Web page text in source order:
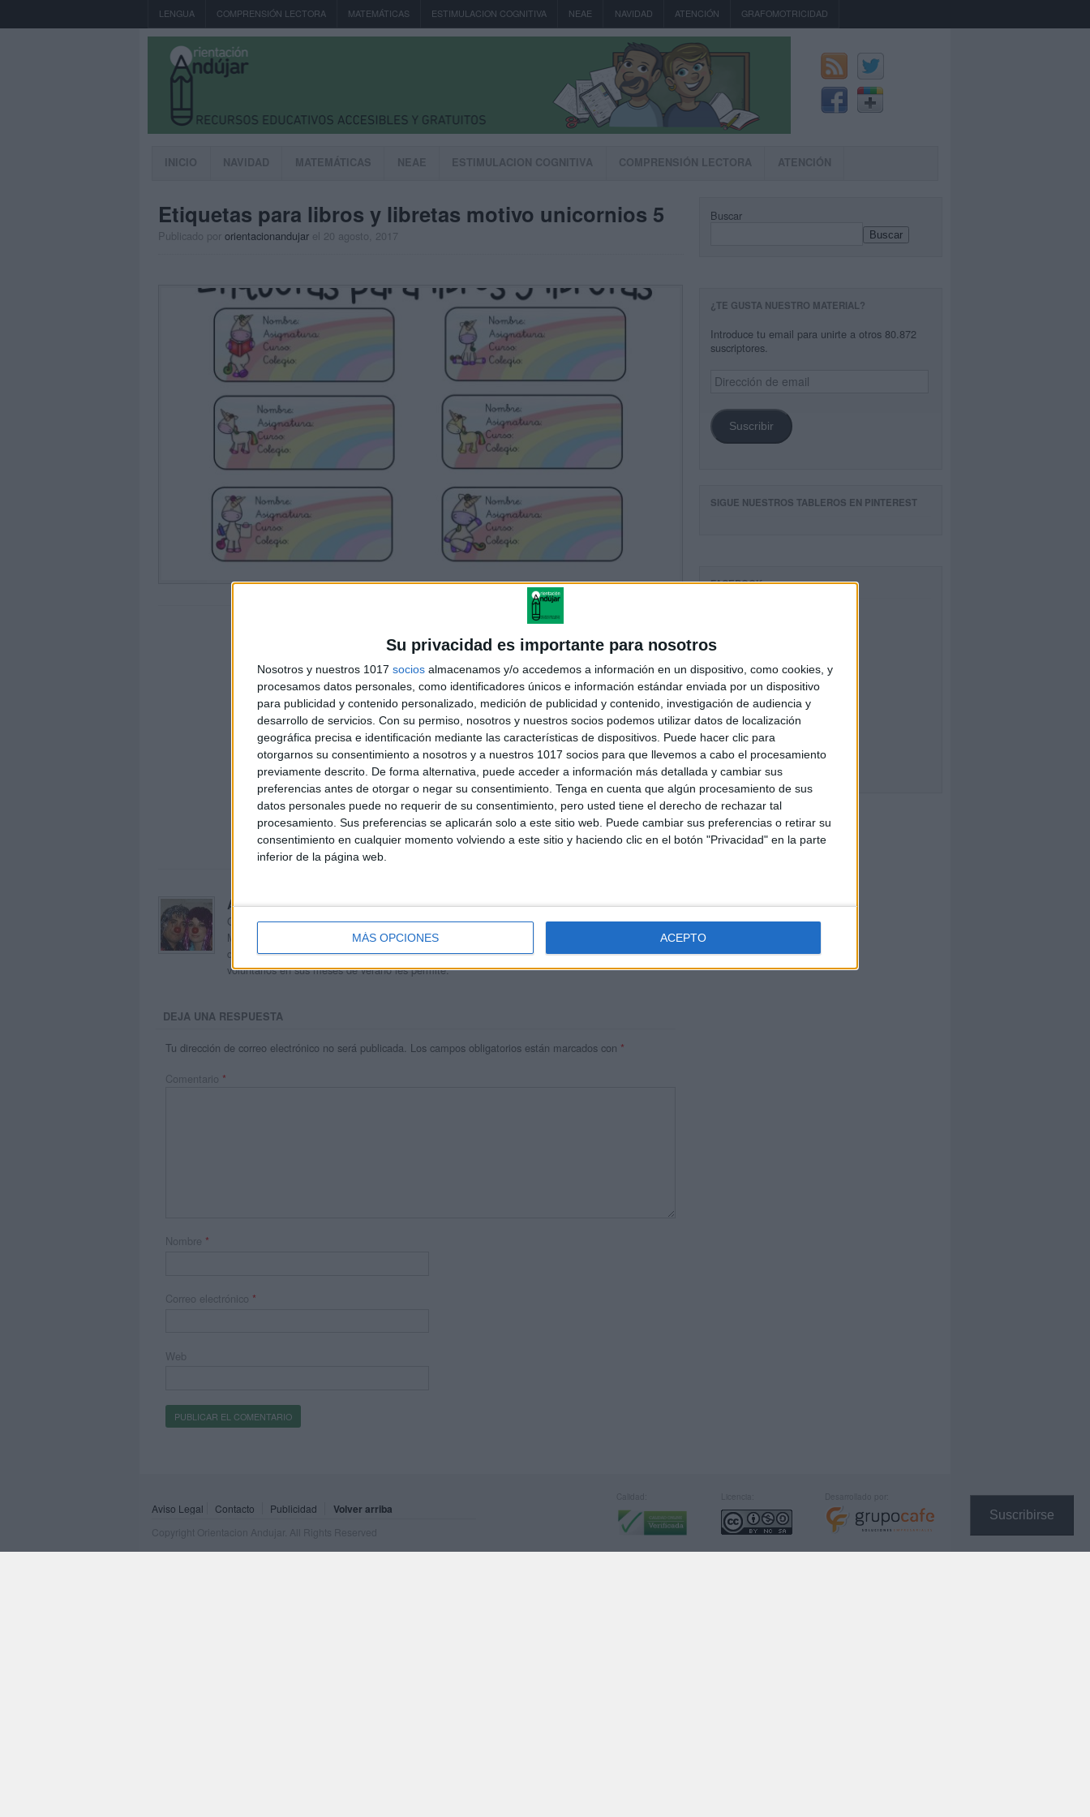
Su privacidad es importante para nosotros
Nosotros y nuestros 1017 socios almacenamos y/o accedemos a información en un dispositivo, como cookies, y
procesamos datos personales, como identificadores únicos e información estándar enviada por un dispositivo
para publicidad y contenido personalizado, medición de publicidad y contenido, investigación de audiencia y
desarrollo de servicios. Con su permiso, nosotros y nuestros socios podemos utilizar datos de localización
geográfica precisa e identificación mediante las características de dispositivos. Puede hacer clic para
otorgarnos su consentimiento a nosotros y a nuestros 1017 socios para que llevemos a cabo el procesamiento
previamente descrito. De forma alternativa, puede acceder a información más detallada y cambiar sus
preferencias antes de otorgar o negar su consentimiento. Tenga en cuenta que algún procesamiento de sus
datos personales puede no requerir de su consentimiento, pero usted tiene el derecho de rechazar tal
procesamiento. Sus preferencias se aplicarán solo a este sitio web. Puede cambiar sus preferencias o retirar su
consentimiento en cualquier momento volviendo a este sitio y haciendo clic en el botón "Privacidad" en la parte
inferior de la página web.
MÁS OPCIONES ACEPTO
Suscribirse
LENGUA COMPRENSIÓN LECTORA MATEMÁTICAS ESTIMULACION COGNITIVA NEAE NAVIDAD ATENCIÓN GRAFOMOTRICIDAD
INICIO NAVIDAD MATEMÁTICAS NEAE ESTIMULACION COGNITIVA COMPRENSIÓN LECTORA ATENCIÓN
Etiquetas para libros y libretas motivo unicornios 5
Publicado por orientacionandujar el 20 agosto, 2017
Acerca de orientacionandujar
Orientación Andújar no es solo un blog, es la apuesta personal de dos profesores Ginés y
Maribel, que además de ser pareja, son los encargados de los contenidos que encontramos
dentro del blog y en el cual, vuelcan la mayor parte del tiempo, que sus tareas como docentes, y
voluntarios en sus meses de verano les permite.
DEJA UNA RESPUESTA
Tu dirección de correo electrónico no será publicada. Los campos obligatorios están marcados con *
Comentario *
Nombre *
Correo electrónico *
Web
Buscar
Buscar
¿TE GUSTA NUESTRO MATERIAL?
Introduce tu email para unirte a otros 80.872
suscriptores.
Dirección
de
Suscribir
SIGUE NUESTROS TABLEROS EN PINTEREST
FACEBOOK
Aviso Legal Contacto Publicidad Volver arriba